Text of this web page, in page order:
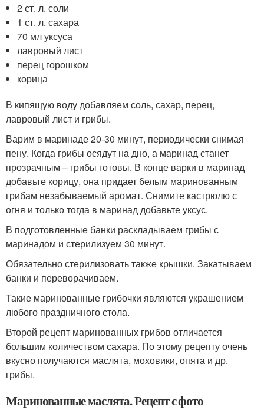
2 ст. л. соли
1 ст. л. сахара
70 мл уксуса
лавровый лист
перец горошком
корица
В кипящую воду добавляем соль, сахар, перец,
лавровый лист и грибы.
Варим в маринаде 20-30 минут, периодически снимая
пену. Когда грибы осядут на дно, а маринад станет
прозрачным – грибы готовы. В конце варки в маринад
добавьте корицу, она придает белым маринованным
грибам незабываемый аромат. Снимите кастрюлю с
огня и только тогда в маринад добавьте уксус.
В подготовленные банки раскладываем грибы с
маринадом и стерилизуем 30 минут.
Обязательно стерилизовать также крышки. Закатываем
банки и переворачиваем.
Такие маринованные грибочки являются украшением
любого праздничного стола.
Второй рецепт маринованных грибов отличается
большим количеством сахара. По этому рецепту очень
вкусно получаются маслята, моховики, опята и др.
грибы.
Маринованные маслята. Рецепт с фото